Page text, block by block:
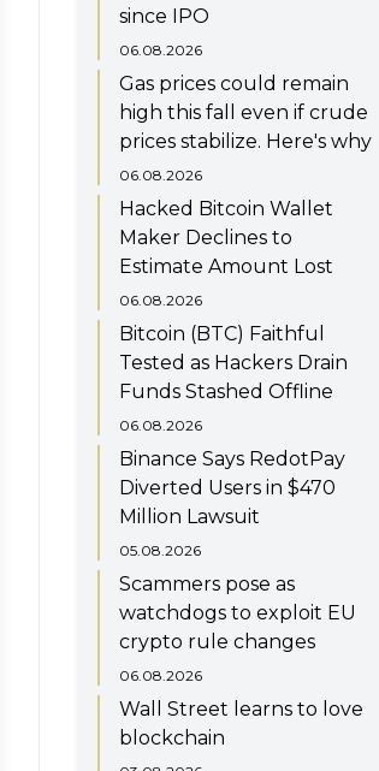
since IPO
06.08.2026
Gas prices could remain
high this fall even if crude
prices stabilize. Here's why
06.08.2026
Hacked Bitcoin Wallet
Maker Declines to
Estimate Amount Lost
06.08.2026
Bitcoin (BTC) Faithful
Tested as Hackers Drain
Funds Stashed Offline
06.08.2026
Binance Says RedotPay
Diverted Users in $470
Million Lawsuit
05.08.2026
Scammers pose as
watchdogs to exploit EU
crypto rule changes
06.08.2026
Wall Street learns to love
blockchain